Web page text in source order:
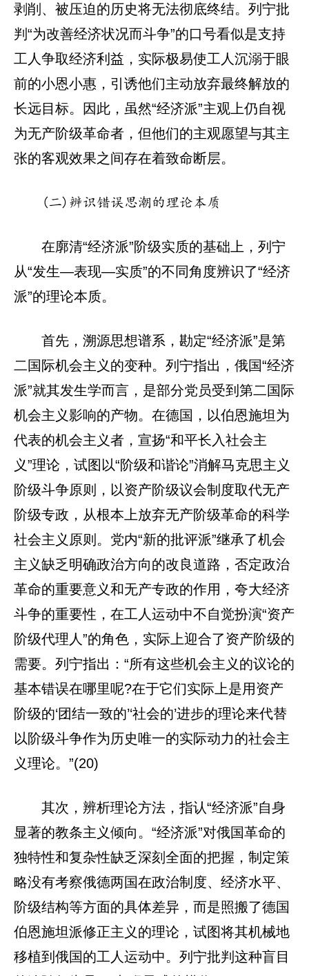
剥削、被压迫的历史将无法彻底终结。列宁批
判“为改善经济状况而斗争”的口号看似是支持
工人争取经济利益，实际极易使工人沉溺于眼
前的小恩小惠，引诱他们主动放弃最终解放的
长远目标。因此，虽然“经济派”主观上仍自视
为无产阶级革命者，但他们的主观愿望与其主
张的客观效果之间存在着致命断层。
(二)辨识错误思潮的理论本质
在廓清“经济派”阶级实质的基础上，列宁
从“发生—表现—实质”的不同角度辨识了“经济
派”的理论本质。
首先，溯源思想谱系，勘定“经济派”是第
二国际机会主义的变种。列宁指出，俄国“经济
派”就其发生学而言，是部分党员受到第二国际
机会主义影响的产物。在德国，以伯恩施坦为
代表的机会主义者，宣扬“和平长入社会主
义”理论，试图以“阶级和谐论”消解马克思主义
阶级斗争原则，以资产阶级议会制度取代无产
阶级专政，从根本上放弃无产阶级革命的科学
社会主义原则。党内“新的批评派”继承了机会
主义缺乏明确政治方向的改良道路，否定政治
革命的重要意义和无产专政的作用，夸大经济
斗争的重要性，在工人运动中不自觉扮演“资产
阶级代理人”的角色，实际上迎合了资产阶级的
需要。列宁指出：“所有这些机会主义的议论的
基本错误在哪里呢?在于它们实际上是用资产
阶级的‘团结一致的’‘社会的’进步的理论来代替
以阶级斗争作为历史唯一的实际动力的社会主
义理论。”(20)
其次，辨析理论方法，指认“经济派”自身
显著的教条主义倾向。“经济派”对俄国革命的
独特性和复杂性缺乏深刻全面的把握，制定策
略没有考察俄德两国在政治制度、经济水平、
阶级结构等方面的具体差异，而是照搬了德国
伯恩施坦派修正主义的理论，试图将其机械地
移植到俄国的工人运动中。列宁批判这种盲目